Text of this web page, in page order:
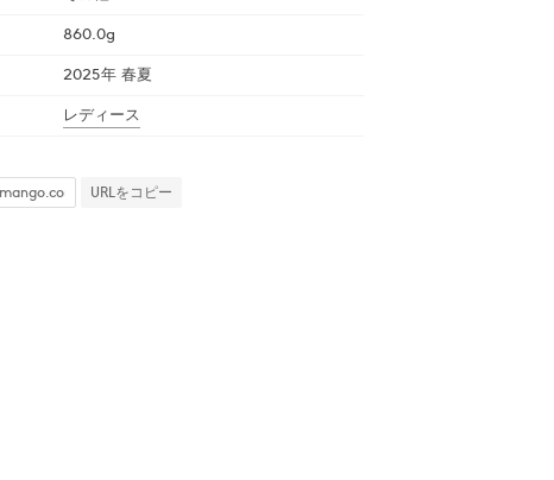
860.0g
2025年 春夏
レディース
URLをコピー